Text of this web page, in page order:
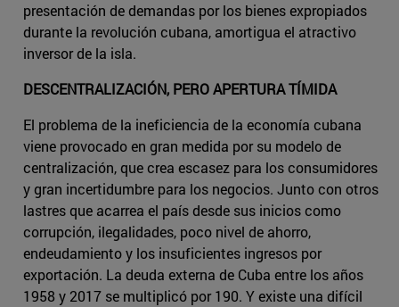
presentación de demandas por los bienes expropiados
durante la revolución cubana, amortigua el atractivo
inversor de la isla.
DESCENTRALIZACIÓN, PERO APERTURA TÍMIDA
El problema de la ineficiencia de la economía cubana
viene provocado en gran medida por su modelo de
centralización, que crea escasez para los consumidores
y gran incertidumbre para los negocios. Junto con otros
lastres que acarrea el país desde sus inicios como
corrupción, ilegalidades, poco nivel de ahorro,
endeudamiento y los insuficientes ingresos por
exportación. La deuda externa de Cuba entre los años
1958 y 2017 se multiplicó por 190. Y existe una difícil